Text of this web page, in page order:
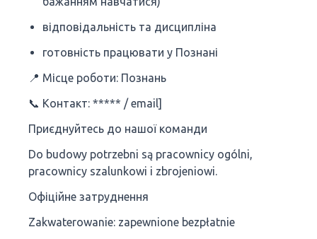
відповідальність та дисципліна
готовність працювати у Познані
📍 Місце роботи: Познань
📞 Контакт: ***** / email]
Приєднуйтесь до нашої команди
Do budowy potrzebni są pracownicy ogólni,
pracownicy szalunkowi i zbrojeniowi.
Офіційне затруднення
Zakwaterowanie: zapewnione bezpłatnie